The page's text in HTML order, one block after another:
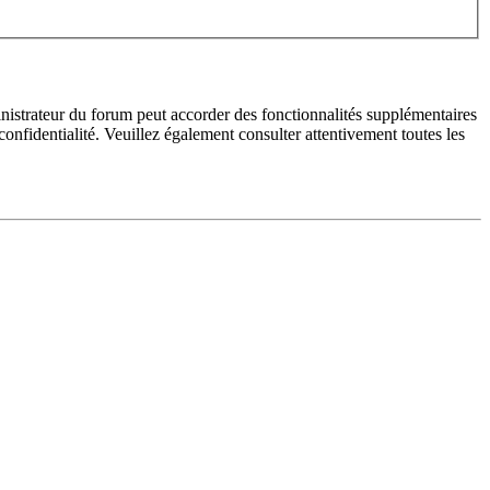
du forum peut accorder des fonctionnalités supplémentaires
Veuillez également consulter attentivement toutes les